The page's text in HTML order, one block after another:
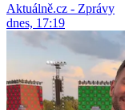
Aktuálně.cz - Zprávy
dnes, 17:19